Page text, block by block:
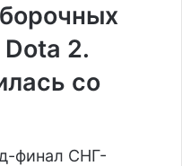
Dota 2.
со
финал СНГ-